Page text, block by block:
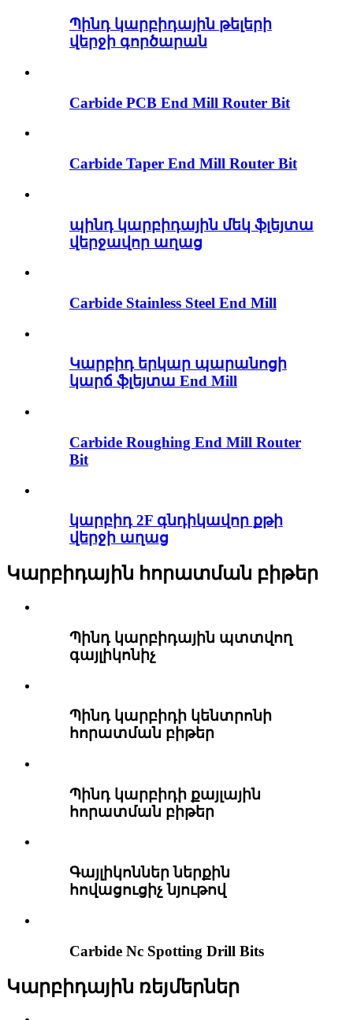
Պինդ կարբիդային թելերի
վերջի գործարան
Carbide PCB End Mill Router Bit
Carbide Taper End Mill Router Bit
պինդ կարբիդային մեկ ֆլեյտա
վերջավոր աղաց
Carbide Stainless Steel End Mill
Կարբիդ երկար պարանոցի
կարճ ֆլեյտա End Mill
Carbide Roughing End Mill Router
Bit
կարբիդ 2F գնդիկավոր քթի
վերջի աղաց
Կարբիդային հորատման բիթեր
Պինդ կարբիդային պտտվող
գայլիկոնիչ
Պինդ կարբիդի կենտրոնի
հորատման բիթեր
Պինդ կարբիդի քայլային
հորատման բիթեր
Գայլիկոններ ներքին
հովացուցիչ նյութով
Carbide Nc Spotting Drill Bits
Կարբիդային ռեյմերներ